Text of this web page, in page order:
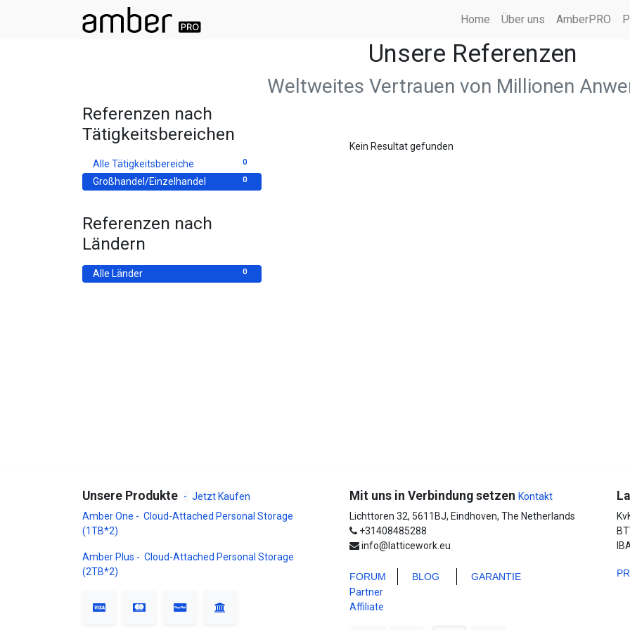
Home Über uns AmberPRO
Unsere Referenzen
Weltweites Vertrauen von Millionen
Referenzen nach
Tätigkeitsbereichen
0
Alle Tätigkeitsbereiche
0
Großhandel/Einzelhandel
Referenzen nach
Ländern
0
Alle Länder
Kein Resultat gefunden
Unsere Produkte - Jetzt Kaufen
Amber One - Cloud-Attached Personal Storage
(1TB*2)
Amber Plus - Cloud-Attached Personal Storage
(2TB*2)
Mit uns in Verbindung setzen Kontakt
Lichttoren 32, 5611BJ, Eindhoven, The Netherlands
+31408485288
info@latticework.eu
FORUM BLOG
GARANTIE
Partner
Affiliate